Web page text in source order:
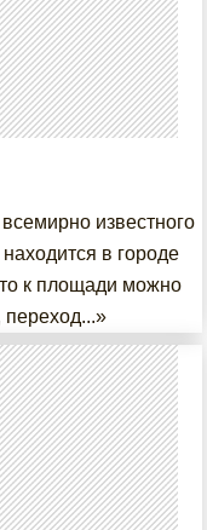
известного
в городе
к площади можно
переход...»